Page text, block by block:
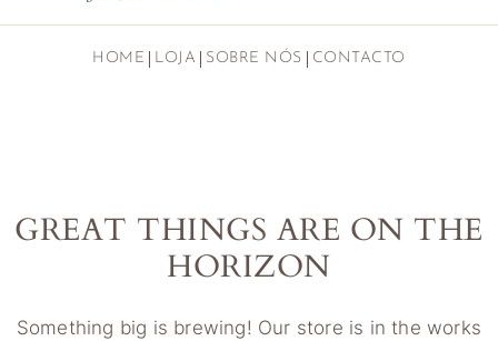
HOME LOJA SOBRE NÓS CONTACTO
GREAT THINGS ARE ON THE
HORIZON
Something big is brewing! Our store is in the works